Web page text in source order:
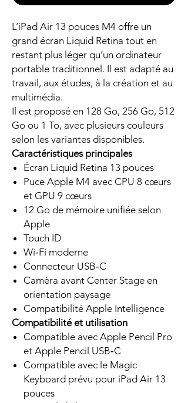
L’iPad Air 13 pouces M4 offre un
grand écran Liquid Retina tout en
restant plus léger qu’un ordinateur
portable traditionnel. Il est adapté au
travail, aux études, à la création et au
multimédia.
Il est proposé en 128 Go, 256 Go, 512
Go ou 1 To, avec plusieurs couleurs
selon les variantes disponibles.
Caractéristiques principales
Écran Liquid Retina 13 pouces
Puce Apple M4 avec CPU 8 cœurs
et GPU 9 cœurs
12 Go de mémoire unifiée selon
Apple
Touch ID
Wi‑Fi moderne
Connecteur USB‑C
Caméra avant Center Stage en
orientation paysage
Compatibilité Apple Intelligence
Compatibilité et utilisation
Compatible avec Apple Pencil Pro
et Apple Pencil USB‑C
Compatible avec le Magic
Keyboard prévu pour iPad Air 13
pouces